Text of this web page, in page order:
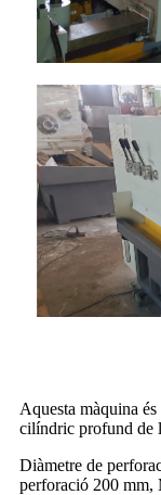
Aquesta màquina
cilíndric profund de
Diàmetre de
perforació 200 mm,